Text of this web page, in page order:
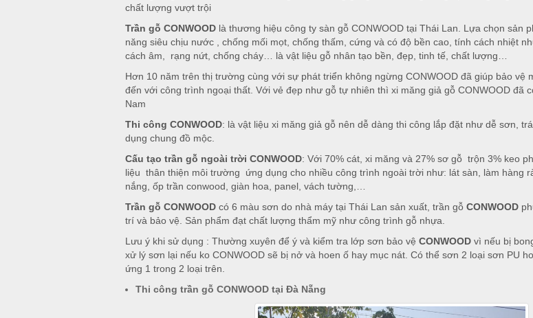
chất lượng vượt trội
Trần gỗ CONWOOD là thương hiệu công ty sàn gỗ CONWOOD tại Thái Lan. Lựa chọn sản
năng siêu chịu nước , chống mối mọt, chống thấm, cứng và có độ bền cao, tính cách nhiệt
cách âm, rạng nứt, chống cháy… là vật liệu gỗ nhân tạo bền, đẹp, tinh tế, chất lượng…
Hơn 10 năm trên thị trường cùng với sự phát triển không ngừng CONWOOD đã giúp bảo vệ
đến với công trình ngoại thất. Với vẻ đẹp như gỗ tự nhiên thì xi măng giả gỗ CONWOOD đã
Nam
Thi công CONWOOD: là vật liệu xi măng giả gỗ nên dễ dàng thi công lắp đặt như dễ sơn,
dụng chung đồ mộc.
Cấu tạo trần gỗ ngoài trời CONWOOD: Với 70% cát, xi măng và 27% sơ gỗ trộn 3% keo
liệu thân thiện môi trường ứng dụng cho nhiều công trình ngoài trời như: lát sàn, làm hàng
nắng, ốp trần conwood, giàn hoa, panel, vách tường,…
Trần gỗ CONWOOD có 6 màu sơn do nhà máy tại Thái Lan sản xuất, trần gỗ CONWOOD
trí và bảo vệ. Sản phẩm đạt chất lượng thẩm mỹ như công trình gỗ nhựa.
Lưu ý khi sử dụng : Thường xuyên để ý và kiểm tra lớp sơn bảo vệ CONWOOD vì nếu bị
xử lý sơn lại nếu ko CONWOOD sẽ bị nở và hoen ố hay mục nát. Có thể sơn 2 loại sơn PU
ứng 1 trong 2 loại trên.
Thi công trần gỗ CONWOOD tại Đà Nẵng